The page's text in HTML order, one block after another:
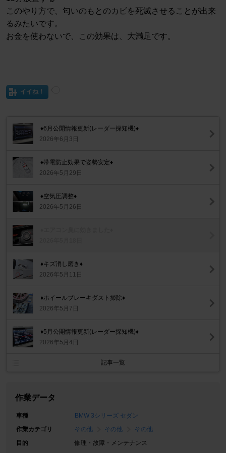
このやり方で、匂いのもとのカビを死滅させることが出来
るみたいです。
お金を使わないで、この効果は、大満足です。
イイね！
♦️6月公開情報更新(レーダー探知機)♦️
2026年6月3日
♦帯電防止効果で姿勢安定♦
2026年5月29日
♦空気圧調整♦
2026年5月26日
♦️キズ消し磨き♦️
2026年5月11日
♦️ホイールブレーキダスト掃除♦️
2026年5月7日
♦️5月公開情報更新(レーダー探知機)♦️
2026年5月4日
記事一覧
作業データ
車種
BMW 3シリーズ セダン
作業カテゴリ
その他 その他
その他
目的
修理・故障・メンテナンス